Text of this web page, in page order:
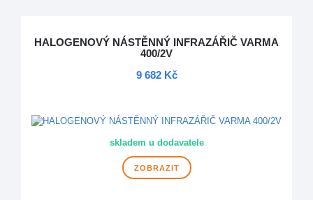
HALOGENOVÝ NÁSTĚNNÝ INFRAZÁŘIČ VARMA
400/2V
9 682 Kč
skladem u dodavatele
ZOBRAZIT